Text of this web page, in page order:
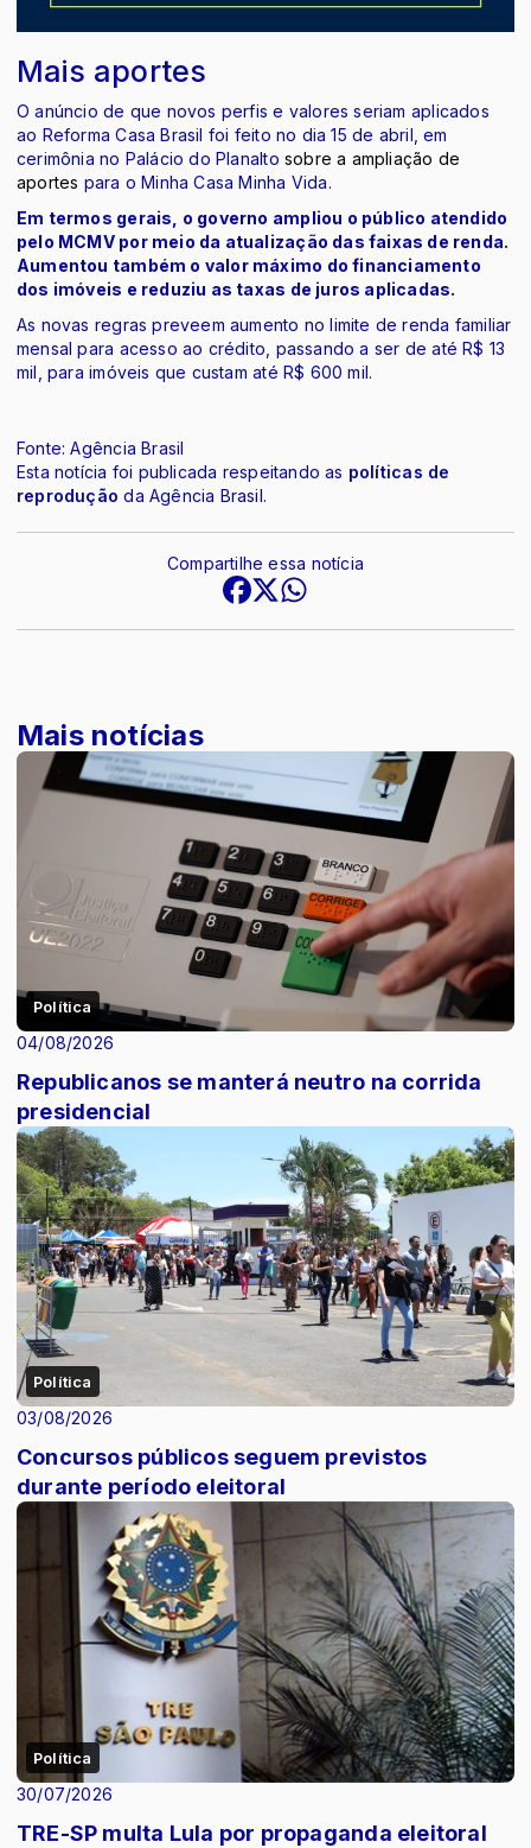
Mais aportes
O anúncio de que novos perfis e valores seriam aplicados
ao Reforma Casa Brasil foi feito no dia 15 de abril, em
cerimônia no Palácio do Planalto sobre a ampliação de
aportes para o Minha Casa Minha Vida.
Em termos gerais, o governo ampliou o público atendido
pelo MCMV por meio da atualização das faixas de renda.
Aumentou também o valor máximo do financiamento
dos imóveis e reduziu as taxas de juros aplicadas.
As novas regras preveem aumento no limite de renda familiar
mensal para acesso ao crédito, passando a ser de até R$ 13
mil, para imóveis que custam até R$ 600 mil.
Fonte: Agência Brasil
Esta notícia foi publicada respeitando as políticas de
reprodução da Agência Brasil.
Compartilhe essa notícia
Mais notícias
Política
04/08/2026
Republicanos se manterá neutro na corrida
presidencial
Política
03/08/2026
Concursos públicos seguem previstos
durante período eleitoral
Política
30/07/2026
TRE-SP multa Lula por propaganda eleitoral